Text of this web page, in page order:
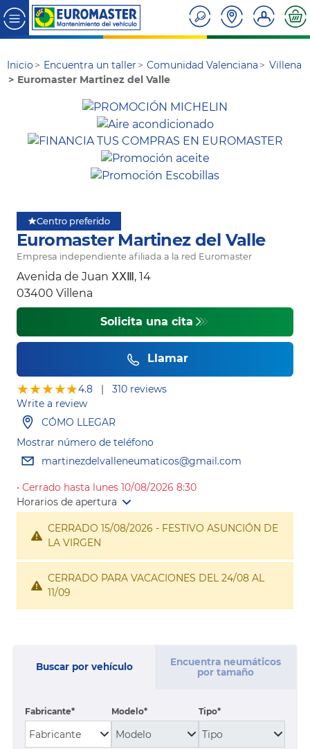
Inicio Encuentra un taller Comunidad Valenciana
Villena
Euromaster Martinez del Valle
Centro preferido
Euromaster Martinez del Valle
Empresa independiente afiliada a la red Euromaster
Avenida de Juan ⅩⅩⅢ, 14
03400 Villena
Solicita una cita
Llamar
★★★★★
★★★★★4.8 |310 reviews
Write a review
CÓMO LLEGAR
Mostrar número de teléfono
martinezdelvalleneumaticos@gmail.com
• Cerrado hasta lunes 10/08/2026 8:30
Horarios de apertura
CERRADO 15/08/2026 - FESTIVO ASUNCIÓN DE
LA VIRGEN
CERRADO PARA VACACIONES DEL 24/08 AL
11/09
Buscar por vehículo
Encuentra neumáticos
por tamaño
Fabricante Modelo Tipo